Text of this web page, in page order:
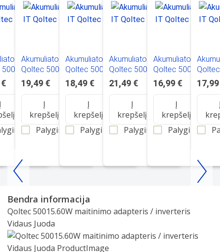
IT
50088
Akumuliatoriai IT
Qoltec 50085
19,49 €
Į
krepšelį
Palyginti
Akumuliatoriai IT
Qoltec 50099
18,49 €
Į
krepšelį
Palyginti
Akumuliatoriai IT
Qoltec 50054
21,49 €
Į
krepšelį
Palyginti
Akumuliatoriai IT
Qoltec 50053
16,99 €
Į
krepšelį
Palyginti
Item
25
Bendra informacija
Qoltec 50015.60W maitinimo adapteris / inverteris
Vidaus Juoda